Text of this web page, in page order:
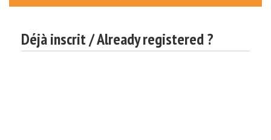
Déjà inscrit / Already registered ?